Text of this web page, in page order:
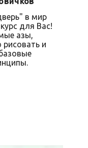
в мир
для Вас!
азы,
и